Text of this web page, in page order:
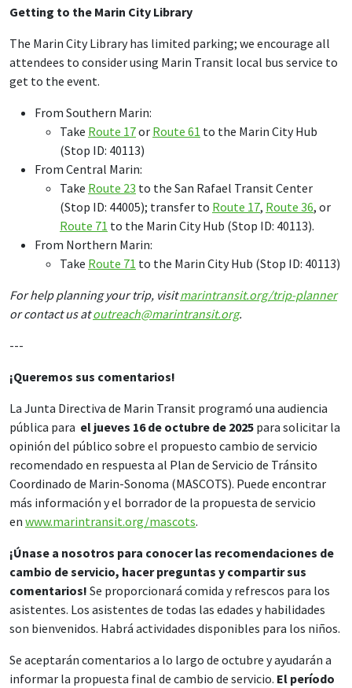
Getting to the Marin City Library
The Marin City Library has limited parking; we encourage all
attendees to consider using Marin Transit local bus service to
get to the event.
From Southern Marin:
Take Route 17or Route 61 to the Marin City Hub
(Stop ID: 40113)
From Central Marin:
Take Route 23 to the San Rafael Transit Center
(Stop ID: 44005); transfer to Route 17, Route 36, or
Route 71 to the Marin City Hub (Stop ID: 40113).
From Northern Marin:
Take Route 71 to the Marin City Hub (Stop ID: 40113)
For help planning your trip, visitmarintransit.org/trip-planner
orcontact us atoutreach@marintransit.org.
---
¡Queremos sus comentarios!
La Junta Directiva de Marin Transit programó una audiencia
pública para el jueves 16 de octubre de 2025 para solicitar la
opinión del público sobre el propuesto cambio de servicio
recomendado en respuesta al Plan de Servicio de Tránsito
Coordinado de Marin-Sonoma (MASCOTS). Puede encontrar
más información y el borrador de la propuesta de servicio
en www.marintransit.org/mascots.
¡Únase a nosotros para conocer las recomendaciones de
cambio de servicio, hacer preguntas y compartir sus
comentarios! Se proporcionará comida y refrescos para los
asistentes. Los asistentes de todas las edades y habilidades
son bienvenidos. Habrá actividades disponibles para los niños.
Se aceptarán comentarios a lo largo de octubre y ayudarán a
informar la propuesta final de cambio de servicio. El período